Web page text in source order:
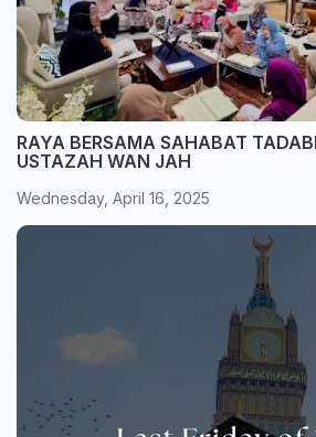
RAYA BERSAMA SAHABAT
USTAZAH WAN JAH
Wednesday, April 16, 2025